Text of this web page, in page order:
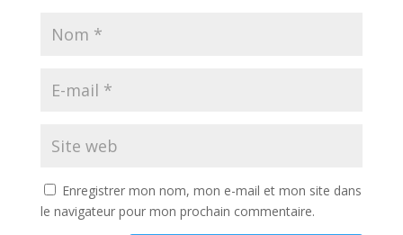
Enregistrer mon nom, mon e-mail et mon site dans
le navigateur pour mon prochain commentaire.